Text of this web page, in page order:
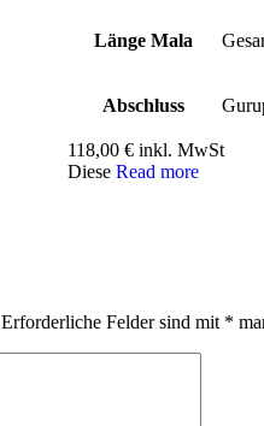
Länge Mala
Abschluss
118,00 € inkl. MwSt
Diese Read more
Erforderliche Felder sind mit *